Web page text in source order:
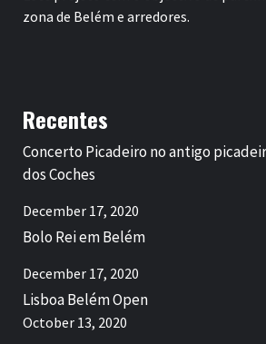
zona de Belém e arredores.
Recentes
Concerto Picadeiro no antigo
dos Coches
December 17, 2020
Bolo Rei em Belém
December 17, 2020
Lisboa Belém Open
October 13, 2020